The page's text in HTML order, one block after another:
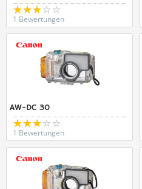
1 Bewertungen
AW-DC 30
1 Bewertungen